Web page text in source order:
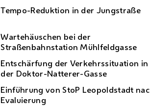
Tempo-Reduktion in der Jungstraße
Wartehäuschen bei der
Straßenbahnstation Mühlfeldgasse
Entschärfung der Verkehrssituation in
der Doktor-Natterer-Gasse
Einführung vonStoP Leopoldstadt
Evaluierung